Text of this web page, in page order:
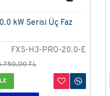
FXS-H3-PRO-20.0-E
kW Serisi Üç Faz
TL